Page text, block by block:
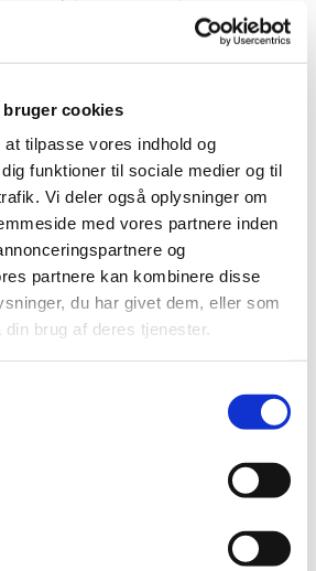
bruger cookies
tilpasse vores indhold og
funktioner til sociale medier og til
Vi deler også oplysninger om
med vores partnere inden
og
partnere kan kombinere disse
du har givet dem, eller som
brug af deres tjenester.
Information
5750563
4975364012418
i Lommebåndmål